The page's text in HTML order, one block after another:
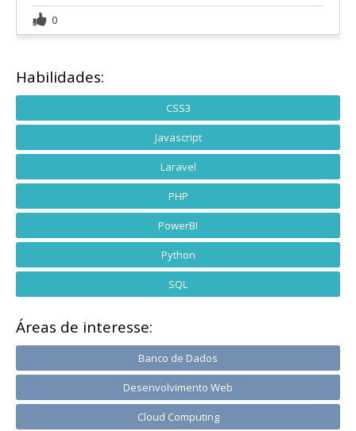
0
Habilidades:
CSS3
Javascript
Laravel
PHP
PowerBI
Python
SQL
Áreas de interesse:
Banco de Dados
Desenvolvimento Web
Cloud Computing